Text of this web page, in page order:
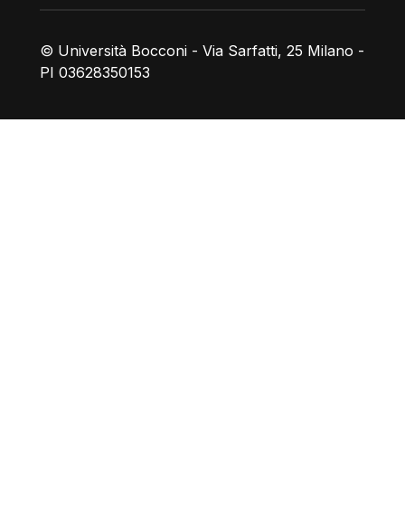
© Università Bocconi - Via Sarfatti, 25 Milano -
PI 03628350153